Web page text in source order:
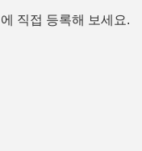
직접 등록해 보세요.